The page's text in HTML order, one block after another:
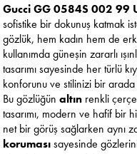
Gucci GG 0584S 002 99
sofistike bir dokunuş katmak
gözlük, hem kadın hem de
kullanımda güneşin zararlı
tasarımı sayesinde her türlü
konforunu ve stilinizi bir arada
Bu gözlüğünaltın renkli
tasarımı, modern ve hafif bir
net bir görüş sağlarken aynı
korumasısayesinde